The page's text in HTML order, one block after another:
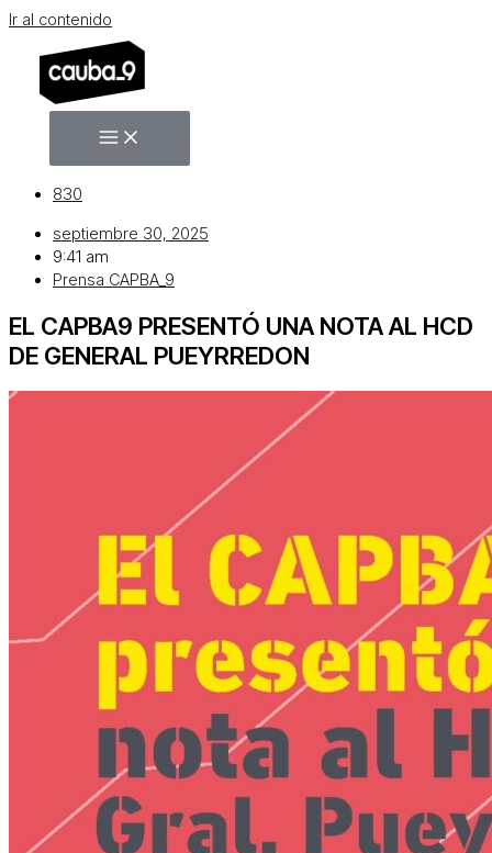
Ir al contenido
830
septiembre 30, 2025
9:41 am
Prensa CAPBA_9
EL CAPBA9 PRESENTÓ UNA NOTA AL HCD
DE GENERAL PUEYRREDON